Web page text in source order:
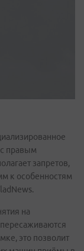
с правым
запретов,
к особенностям
на
это позволит